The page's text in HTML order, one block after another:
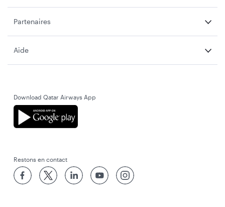
Partenaires
Aide
Download Qatar Airways App
Restons en contact